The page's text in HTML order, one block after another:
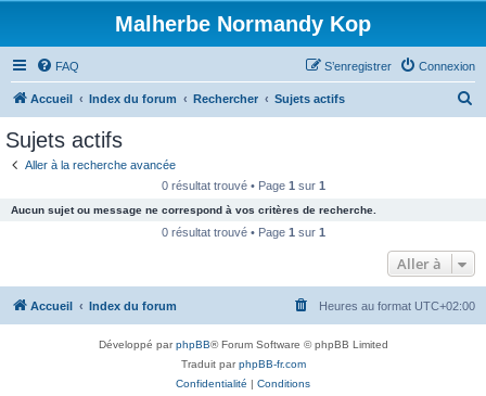
Malherbe Normandy Kop
FAQ Connexion
S’enregistrer
Accueil Index du forum Rechercher Sujets actifs
c
e
Sujets actifs
Aller à la recherche avancée
0 résultat trouvé • Page 1 sur 1
Aucun sujet ou message ne correspond à vos critères de recherche.
0 résultat trouvé • Page 1 sur 1
Aller à
Accueil Index du forum Heures au format UTC+02:00
Développé parphpBB® Forum Software © phpBB Limited
Traduit parphpBB-fr.com
Confidentialité | Conditions